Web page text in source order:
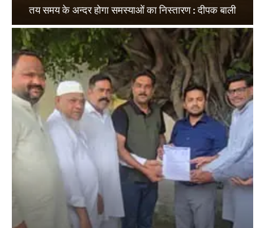
तय समय के अन्दर होगा समस्याओं का निस्तारण : दीपक बाली